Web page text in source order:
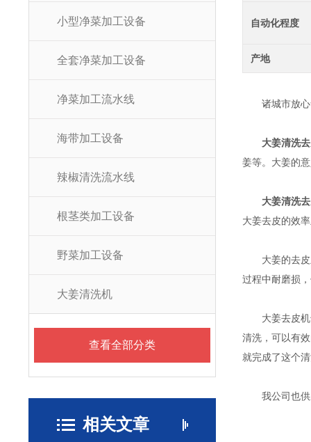
小型净菜加工设备
全套净菜加工设备
净菜加工流水线
海带加工设备
辣椒清洗流水线
根茎类加工设备
野菜加工设备
大姜清洗机
查看全部分类
相关文章
自动化程度
产地
诸城市放心
大姜清洗
姜等。大姜的
大姜清洗
大姜去皮的效
大姜的去皮主
过程中耐磨损
大姜去皮机也
清洗，可以有
就完成了这个
我公司也供应